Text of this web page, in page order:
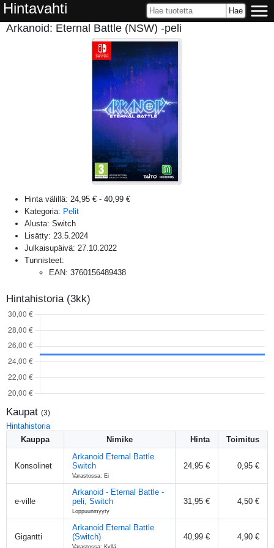
Hintavahti
Arkanoid: Eternal Battle (NSW) -peli
Hinta välillä: 24,95 € - 40,99 €
Kategoria: Pelit
Alusta: Switch
Lisätty: 23.5.2024
Julkaisupäivä: 27.10.2022
Tunnisteet:
EAN: 3760156489438
Hintahistoria (3kk)
Kaupat (3)
Hintahistoria
Kauppa
Nimike Hinta Toimitus
Konsolinet
Arkanoid Eternal Battle
Switch
Varastossa: Ei
24,95 € 0,95 €
e-ville
Arkanoid - Eternal Battle -
peli, Switch
Loppuunmyyty
31,95 € 4,50 €
Gigantti
Arkanoid Eternal Battle
(Switch)
Varastossa: Kyllä
40,99 € 4,90 €